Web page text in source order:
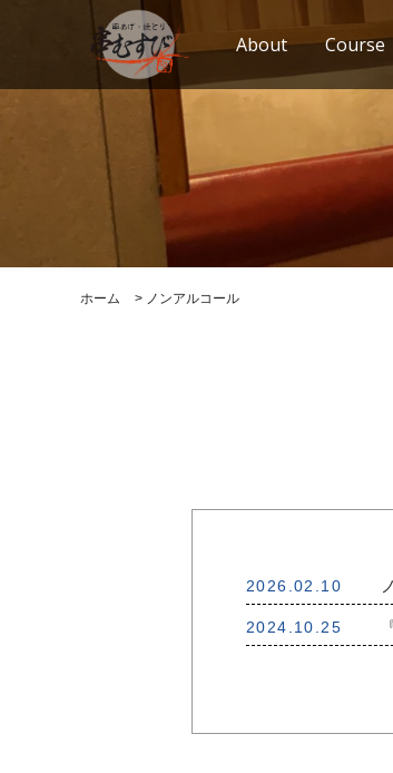
About Course
ホーム > ノンアルコール
2026.02.10
2024.10.25